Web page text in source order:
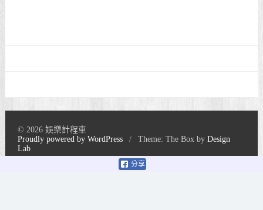
分享
© 2026 娛樂計程車
Proudly powered by WordPress
/ Theme: The Box byDesign
Lab